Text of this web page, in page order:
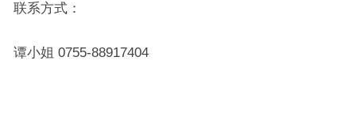
联系方式：
谭小姐 0755-88917404